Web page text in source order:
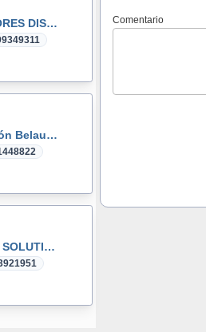
ASCENSORES DISEG
Corporación Belaunde
HV PLAST SOLUTIONS
Comentario